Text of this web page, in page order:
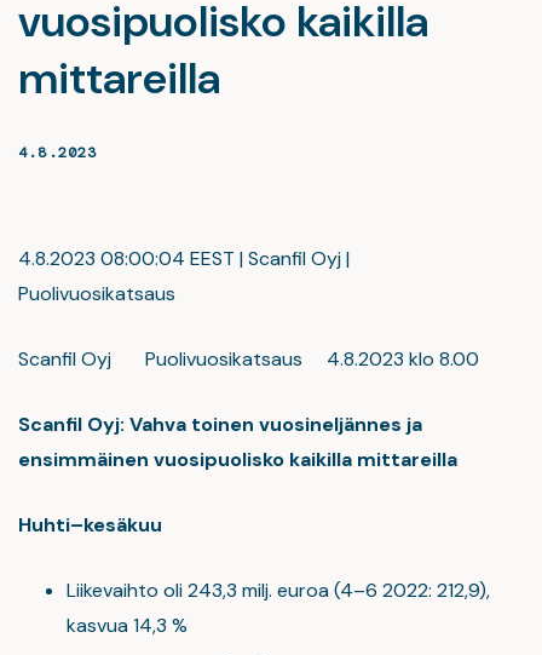
vuosipuolisko kaikilla
mittareilla
4.8.2023
4.8.2023 08:00:04 EEST | Scanfil Oyj |
Puolivuosikatsaus
Scanfil Oyj Puolivuosikatsaus 4.8.2023 klo 8.00
Scanfil Oyj: Vahva toinen vuosineljännes ja
ensimmäinen vuosipuolisko kaikilla mittareilla
Huhti–kesäkuu
Liikevaihto oli 243,3 milj. euroa (4–6 2022: 212,9),
kasvua 14,3 %